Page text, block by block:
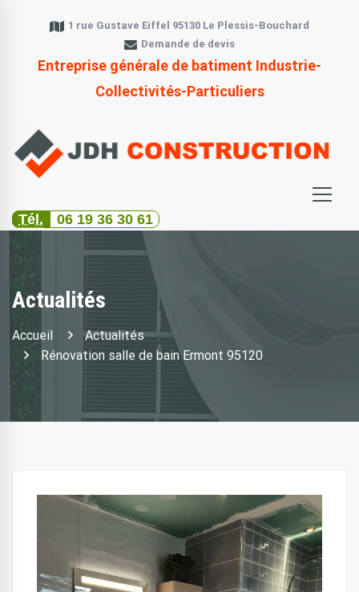
1 rue Gustave Eiffel 95130 Le Plessis-Bouchard
Demande de devis
Entreprise générale de batiment Industrie-
Collectivités-Particuliers
Tél. 06 19 36 30 61
Actualités
Accueil
Actualités
Rénovation salle de bain Ermont 95120